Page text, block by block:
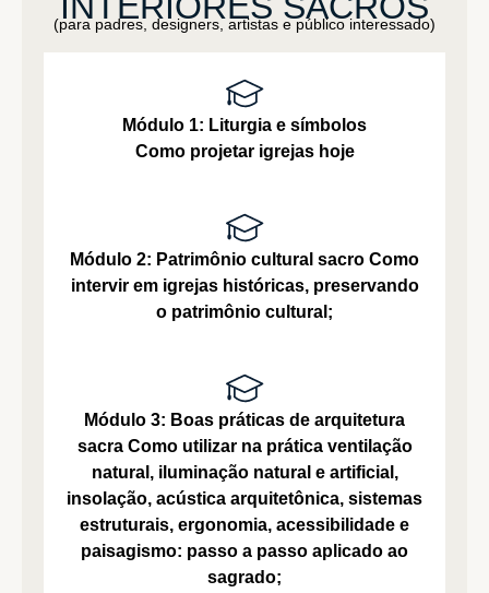
(para padres, designers, artistas e público interessado)
Módulo 1: Liturgia e símbolos
Como projetar igrejas hoje
Módulo 2: Patrimônio cultural sacro Como
intervir em igrejas históricas, preservando
o patrimônio cultural;
Módulo 3: Boas práticas de arquitetura
sacraComo utilizar na prática ventilação
natural, iluminação natural e artificial,
insolação, acústica arquitetônica, sistemas
estruturais, ergonomia, acessibilidade e
paisagismo: passo a passo aplicado ao
sagrado;